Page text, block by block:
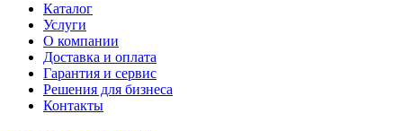
Каталог
Услуги
О компании
Доставка и оплата
Гарантия и сервис
Решения для бизнеса
Контакты